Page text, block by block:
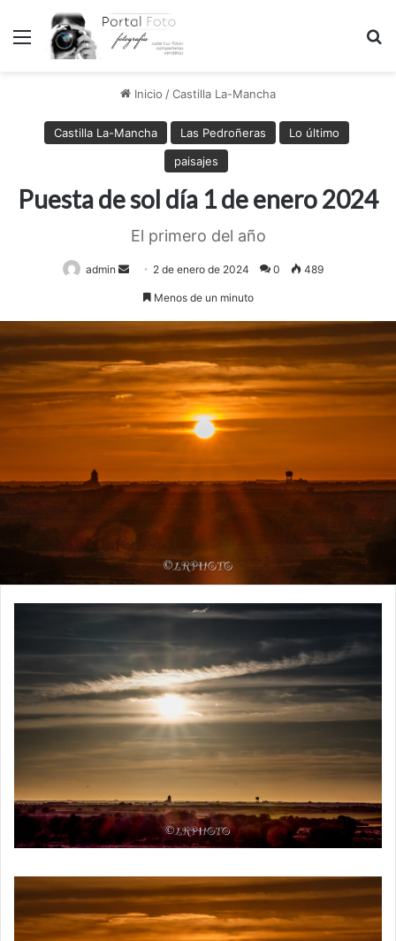
Menú
Inicio /Castilla La-Mancha
Castilla La-Mancha Las Pedroñeras
Lo último
paisajes
Puesta de sol día 1 de enero 2024
El primero del año
admin
Send2 de enero de 2024 0 489
Menos de un minuto